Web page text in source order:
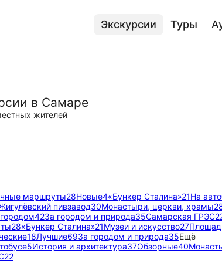
Экскурсии Туры
в Самаре
жителей
маршруты28Новые4«Бункер Сталина»21На
пивзавод30Монастыри, церкви, храмы
42За городом и природа35Самарская ГРЭС
28«Бункер Сталина»21Музеи и искусство27
18Лучшие69За городом и природа35Ещё
5История и архитектура37Обзорные40
22